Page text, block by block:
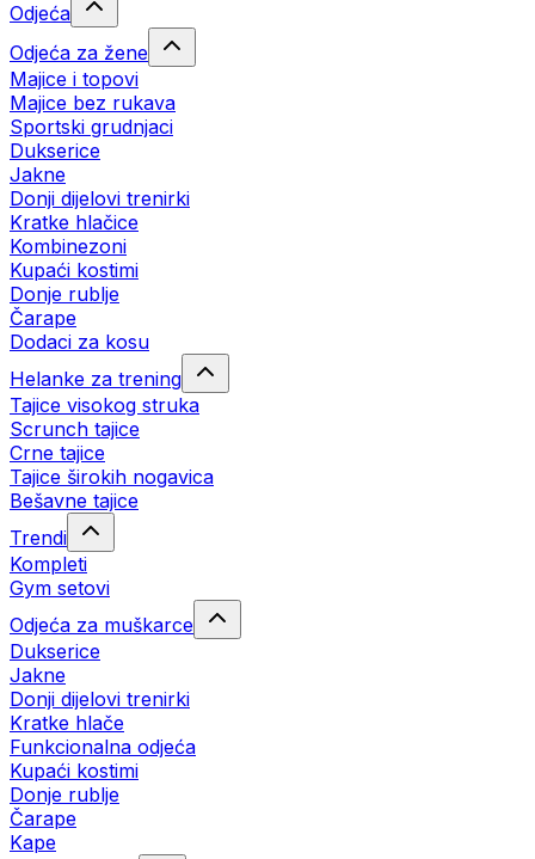
Odjeća
Odjeća za žene
Majice i topovi
Majice bez rukava
Sportski grudnjaci
Dukserice
Jakne
Donji dijelovi trenirki
Kratke hlačice
Kombinezoni
Kupaći kostimi
Donje rublje
Čarape
Dodaci za kosu
Helanke za trening
Tajice visokog struka
Scrunch tajice
Crne tajice
Tajice širokih nogavica
Bešavne tajice
Trendi
Kompleti
Gym setovi
Odjeća za muškarce
Dukserice
Jakne
Donji dijelovi trenirki
Kratke hlače
Funkcionalna odjeća
Kupaći kostimi
Donje rublje
Čarape
Kape